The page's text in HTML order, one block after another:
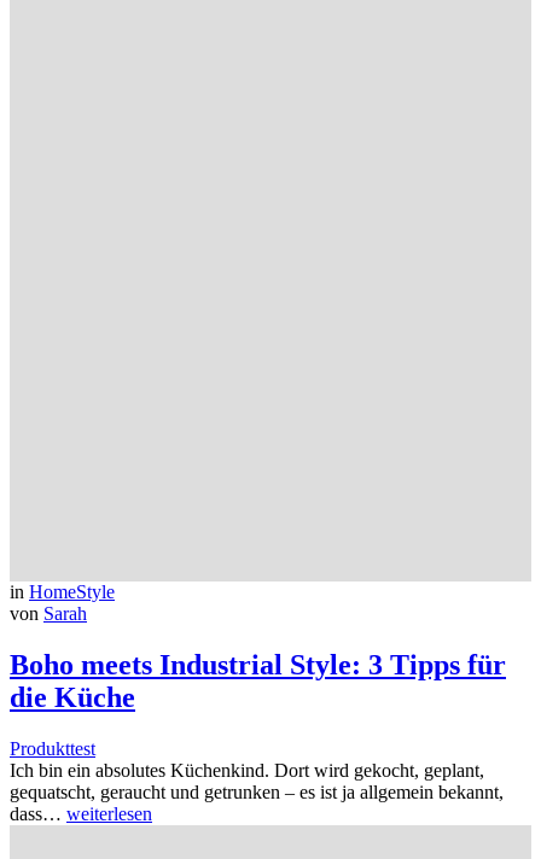
in HomeStyle
von Sarah
Boho meets Industrial Style: 3 Tipps für
die Küche
Produkttest
Ich bin ein absolutes Küchenkind. Dort wird gekocht, geplant,
gequatscht, geraucht und getrunken – es ist ja allgemein bekannt,
dass… weiterlesen